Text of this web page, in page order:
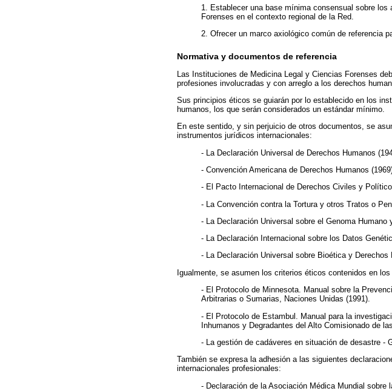
1. Establecer una base mínima consensual sobre
Forenses en el contexto regional de la Red.
2. Ofrecer un marco axiológico común de referencia
Normativa y documentos de referencia
Las Instituciones de Medicina Legal y Ciencias Forenses
profesiones involucradas y con arreglo a los derechos
Sus principios éticos se guiarán por lo establecido en los
humanos, los que serán considerados un estándar mínimo.
En este sentido, y sin perjuicio de otros documentos, se
instrumentos jurídicos internacionales:
- La Declaración Universal de Derechos Humanos
- Convención Americana de Derechos Humanos
- El Pacto Internacional de Derechos Civiles y
- La Convención contra la Tortura y otros Tratos o
- La Declaración Universal sobre el Genoma Humano
- La Declaración Internacional sobre los Datos
- La Declaración Universal sobre Bioética y Derechos
Igualmente, se asumen los criterios éticos contenidos en
- El Protocolo de Minnesota. Manual sobre la
Arbitrarias o Sumarias, Naciones Unidas (1991).
- El Protocolo de Estambul. Manual para la
Inhumanos y Degradantes del Alto Comisionado de
- La gestión de cadáveres en situación de desastre -
También se expresa la adhesión a las siguientes
internacionales profesionales:
- Declaración de la Asociación Médica Mundial sobre